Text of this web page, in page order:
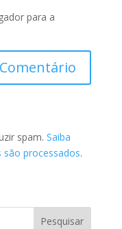
para a
spam. Saiba
processados.